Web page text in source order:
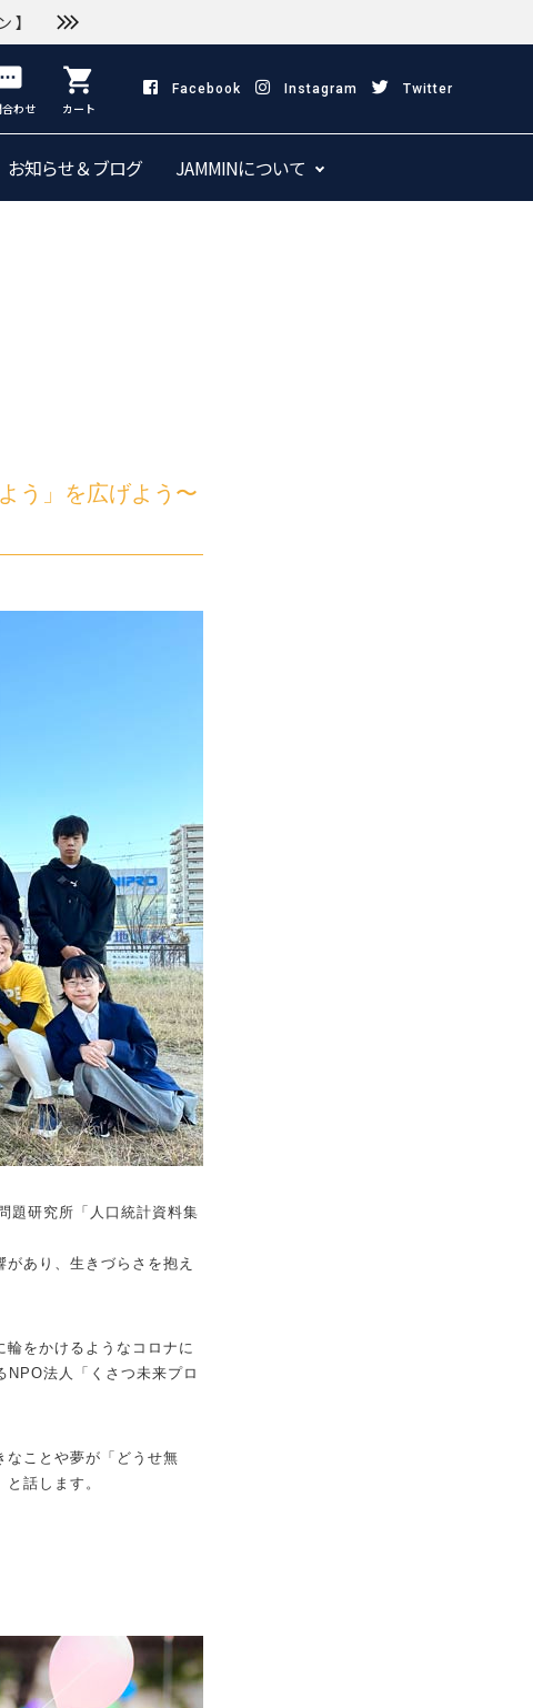
】
合わせ
shopping_cart
カート
Facebook Instagram Twitter
お知らせ＆ブログ JAMMINについて
う」を広げよう〜
題研究所「人口統計資料集
あり、生きづらさを抱え
輪をかけるようなコロナに
法人「くさつ未来プロ
なことや夢が「どうせ無
話します。